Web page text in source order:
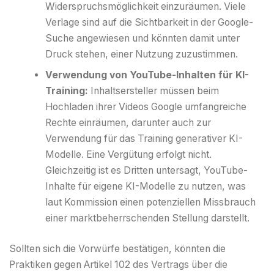
Widerspruchsmöglichkeit einzuräumen. Viele
Verlage sind auf die Sichtbarkeit in der Google-
Suche angewiesen und könnten damit unter
Druck stehen, einer Nutzung zuzustimmen.
Verwendung von YouTube-Inhalten für KI-
Training: Inhaltsersteller müssen beim
Hochladen ihrer Videos Google umfangreiche
Rechte einräumen, darunter auch zur
Verwendung für das Training generativer KI-
Modelle. Eine Vergütung erfolgt nicht.
Gleichzeitig ist es Dritten untersagt, YouTube-
Inhalte für eigene KI-Modelle zu nutzen, was
laut Kommission einen potenziellen Missbrauch
einer marktbeherrschenden Stellung darstellt.
Sollten sich die Vorwürfe bestätigen, könnten die
Praktiken gegen Artikel 102 des Vertrags über die